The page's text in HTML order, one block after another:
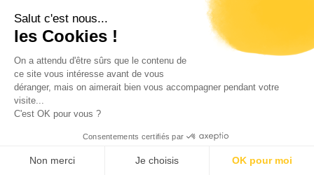
Salut c'est nous...
les Cookies !
On a attendu d'être sûrs que le contenu de
ce site vous intéresse avant de vous
déranger, mais on aimerait bien vous accompagner pendant votre
visite...
C'est OK pour vous ?
Consentements certifiés par
Non merci Je choisis OK pour moi